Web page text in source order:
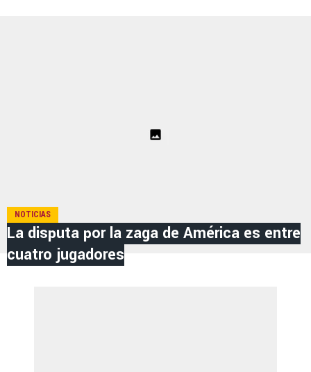
NOTICIAS
La disputa por la zaga de América es entre
cuatro jugadores